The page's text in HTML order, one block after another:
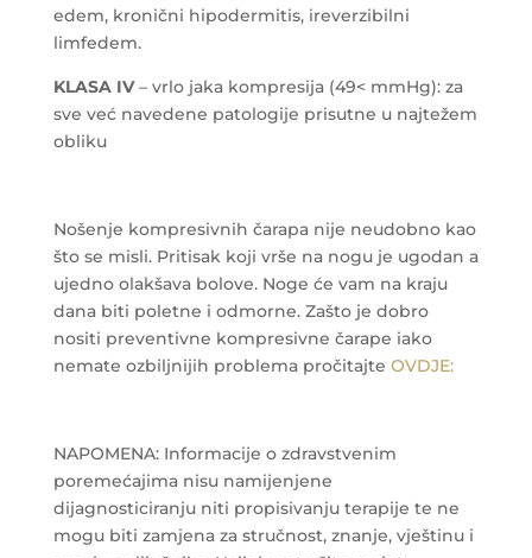
edem, kronični hipodermitis, ireverzibilni
limfedem.
KLASA IV– vrlo jaka kompresija (49< mmHg): za
sve već navedene patologije prisutne u najtežem
obliku
Nošenje kompresivnih čarapa nije neudobno kao
što se misli. Pritisak koji vrše na nogu je ugodan a
ujedno olakšava bolove. Noge će vam na kraju
dana biti poletne i odmorne.Zašto je dobro
nositi preventivne kompresivne čarape iako
nemate ozbiljnijih problema pročitajte OVDJE:
NAPOMENA: Informacije o zdravstvenim
poremećajima nisu namijenjene
dijagnosticiranju niti propisivanju terapije te ne
mogu biti zamjena za stručnost, znanje, vještinu i